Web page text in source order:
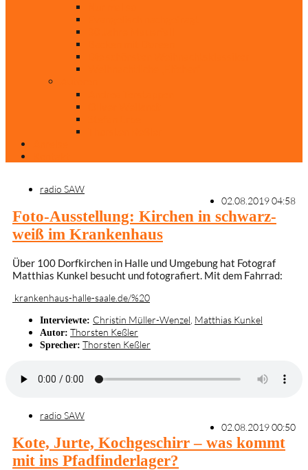
radio SAW
02.08.2019 04:58
Foto-Ausstellung: Kirchen in schwarz-
weiß im Krankenhaus
Über 100 Dorfkirchen in Halle und Umgebung hat Fotograf
Matthias Kunkel besucht und fotografiert. Mit dem Fahrrad:
krankenhaus-halle-saale.de/%20
Interviewte: Christin Müller-Wenzel Matthias Kunkel
Autor: Thorsten Keßler
Sprecher: Thorsten Keßler
radio SAW
02.08.2019 00:50
Kote, Jurte, Kochgeschirr – was kommt
mit ins Pfadfinderlager?